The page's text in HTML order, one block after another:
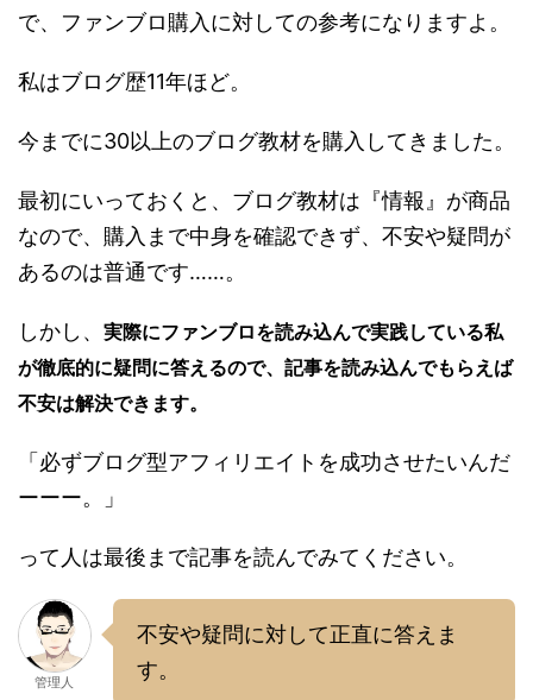
で、ファンブロ購入に対しての参考になりますよ。
私はブログ歴11年ほど。
今までに30以上のブログ教材を購入してきました。
最初にいっておくと、ブログ教材は『情報』が商品
なので、購入まで中身を確認できず、不安や疑問が
あるのは普通です……。
しかし、 実際にファンブロを読み込んで実践している私
が徹底的に疑問に答えるので、記事を読み込んでもらえば
不安は解決できます。
「必ずブログ型アフィリエイトを成功させたいんだ
ーーー。」
って人は最後まで記事を読んでみてください。
管理人
不安や疑問に対して正直に答えま
す。